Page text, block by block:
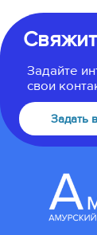
Задайте
свои
Задать